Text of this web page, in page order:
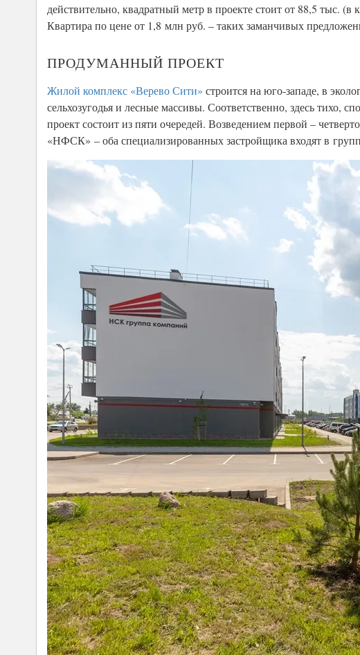
действительно, квадратный метр в проекте стоит от 88,5 тыс.
Квартира по цене от 1,8 млн руб. – таких заманчивых
ПРОДУМАННЫЙ ПРОЕКТ
Жилой комплекс «Верево Сити» строится на юго-западе, в
сельхозугодья и лесные массивы. Соответственно, здесь тихо,
проект состоит из пяти очередей. Возведением первой –
«НФСК» – оба специализированных застройщика входят в